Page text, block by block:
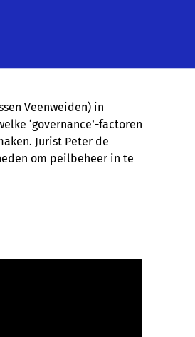
Veenweiden) in
‘governance’-factoren
Jurist Peter de
om peilbeheer in te